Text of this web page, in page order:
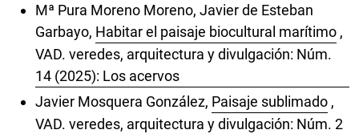
Mª Pura Moreno Moreno, Javier de Esteban
Garbayo, Habitar el paisaje biocultural marítimo ,
VAD. veredes, arquitectura y divulgación: Núm.
14 (2025): Los acervos
Javier Mosquera González, Paisaje sublimado ,
VAD. veredes, arquitectura y divulgación: Núm. 2